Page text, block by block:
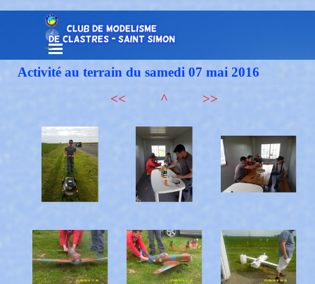
Sauter le menu
Activité au terrain du samedi 07 mai 2016
<<
^ >>